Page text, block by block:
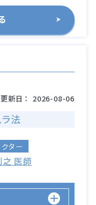
更新日： 2026-08-06
法
ター
医師